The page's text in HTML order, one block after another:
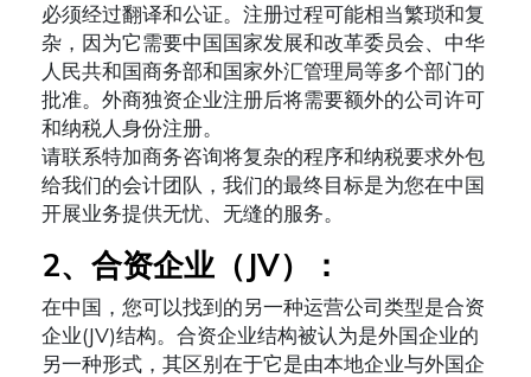
必须经过翻译和公证。注册过程可能相当繁琐和复
杂，因为它需要中国国家发展和改革委员会、中华
人民共和国商务部和国家外汇管理局等多个部门的
批准。外商独资企业注册后将需要额外的公司许可
和纳税人身份注册。
请联系特加商务咨询将复杂的程序和纳税要求外包
给我们的会计团队，我们的最终目标是为您在中国
开展业务提供无忧、无缝的服务。
2、合资企业（ JV）：
在中国，您可以找到的另一种运营公司类型是合资
企业(JV)结构。合资企业结构被认为是外国企业的
另一种形式，其区别在于它是由本地企业与外国企